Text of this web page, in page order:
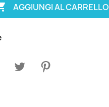
AGGIUNGI AL CARRELLO